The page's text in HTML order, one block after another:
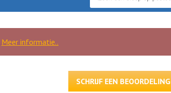
Meer informatie..
SCHRIJF EEN BEOORDELING